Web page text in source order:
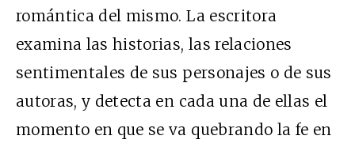
romántica del mismo. La escritora
examina las historias, las relaciones
sentimentales de sus personajes o de sus
autoras, y detecta en cada una de ellas el
momento en que se va quebrando la fe en